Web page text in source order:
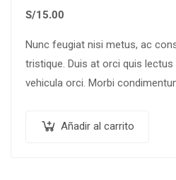
S/15.00
Nunc feugiat nisi metus, ac
tristique. Duis at orci quis lectus
vehicula orci. Morbi
Añadir al carrito